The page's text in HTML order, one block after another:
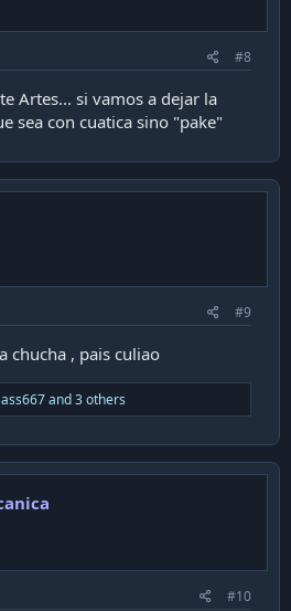
#8
Artes... si vamos a dejar la
sea con cuatica sino "pake"
#9
chucha , pais culiao
and 3 others
#10